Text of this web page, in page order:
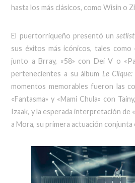
hasta los más clásicos, como Wisin o
El puertorriqueño presentó un setlist
sus éxitos más icónicos, tales como
junto a Brray, «58» con Dei V o
pertenecientes a su álbum Le
momentos memorables fueron las
«Fantasma» y «Mami Chula» con
Izaak, y la esperada interpretación de
a Mora, su primera actuación conjunta